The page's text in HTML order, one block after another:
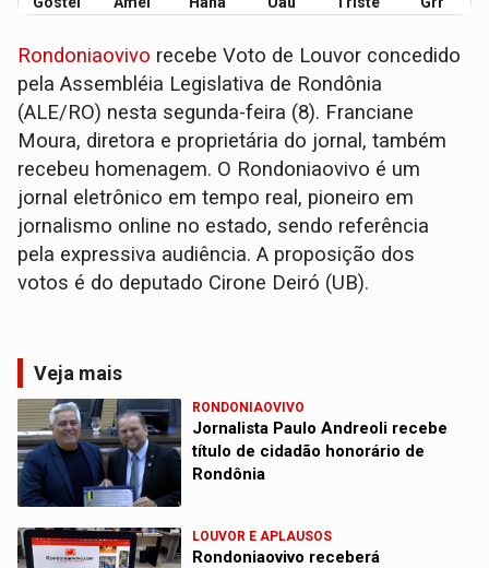
Rondoniaovivo recebe Voto de Louvor concedido
pela Assembléia Legislativa de Rondônia
(ALE/RO) nesta segunda-feira (8). Franciane
Moura, diretora e proprietária do jornal, também
recebeu homenagem. O Rondoniaovivo é um
jornal eletrônico em tempo real, pioneiro em
jornalismo online no estado, sendo referência
pela expressiva audiência. A proposição dos
votos é do deputado Cirone Deiró (UB).
Veja mais
RONDONIAOVIVO
Jornalista Paulo Andreoli recebe
título de cidadão honorário de
Rondônia
LOUVOR E APLAUSOS
Rondoniaovivo receberá